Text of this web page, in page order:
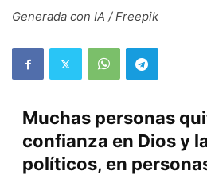
Generada con IA / Freepik
Muchas personas
confianza en Dios y
políticos, en